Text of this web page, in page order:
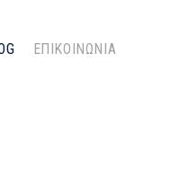
ΕΠΙΚΟΙΝΩΝΊΑ